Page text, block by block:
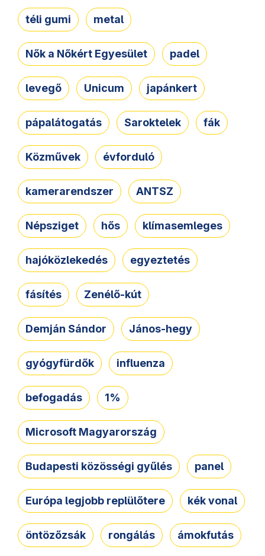
téli gumi metal
Nők a Nőkért Egyesület padel
levegő Unicum japánkert
pápalátogatás Saroktelek fák
Közművek évforduló
kamerarendszer ANTSZ
Népsziget hős klímasemleges
hajóközlekedés egyeztetés
fásítés Zenélő-kút
Demján Sándor János-hegy
gyógyfürdők influenza
befogadás 1%
Microsoft Magyarország
Budapesti közösségi gyűlés panel
Európa legjobb replülőtere kék vonal
öntözőzsák rongálás ámokfutás